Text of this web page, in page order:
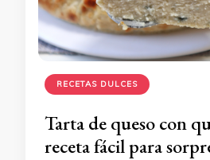
RECETAS DULCES
Tarta de queso con
receta fácil para